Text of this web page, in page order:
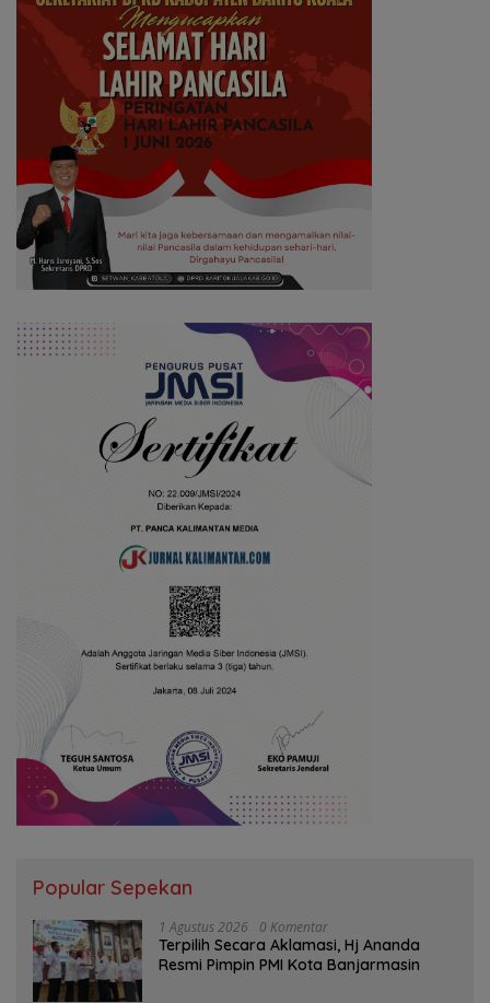
Popular Sepekan
1 Agustus 2026 0 Komentar
‎Terpilih Secara Aklamasi, Hj Ananda
Resmi Pimpin PMI Kota Banjarmasin